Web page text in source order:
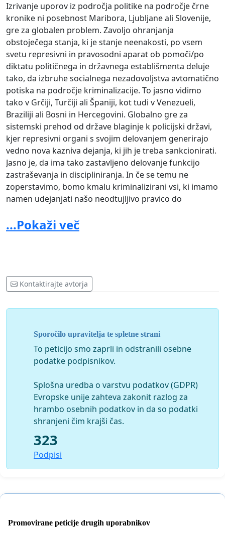
Izrivanje uporov iz področja politike na področje črne
kronike ni posebnost Maribora, Ljubljane ali Slovenije,
gre za globalen problem. Zavoljo ohranjanja
obstoječega stanja, ki je stanje neenakosti, po vsem
svetu represivni in pravosodni aparat ob pomoči/po
diktatu političnega in državnega establišmenta deluje
tako, da izbruhe socialnega nezadovoljstva avtomatično
potiska na področje kriminalizacije. To jasno vidimo
tako v Grčiji, Turčiji ali Španiji, kot tudi v Venezueli,
Braziliji ali Bosni in Hercegovini. Globalno gre za
sistemski prehod od države blaginje k policijski državi,
kjer represivni organi s svojim delovanjem generirajo
vedno nova kazniva dejanja, ki jih je treba sankcionirati.
Jasno je, da ima tako zastavljeno delovanje funkcijo
zastraševanja in discipliniranja. In če se temu ne
zoperstavimo, bomo kmalu kriminalizirani vsi, ki imamo
namen udejanjati našo neodtujljivo pravico do
kmalu bo kot kriminalna prepoznana vsaka politična
gesta, ki problematizira, preizprašuje ali se s telesom
Zato zahtevamo takojšnjo ustavitev oziroma
delovanja policije na vstajah, ter delovanja tožilstva
in sodstva v postopkih, ki so sledili.Zahtevamo
družbeno sankcioniranje represije in
situaciji, ko jim država ni ponudila ničesar razen
bede vsakdanjega življenja.
V Ljubljani, 10. 3. 2014
Mirovni inštitut, Slovenska filantropija, Zavod
Humanitas, Časopis za kritiko znanosti, Zofijini
...Pokaži več
Kontaktirajte avtorja
Sporočilo upravitelja te spletne strani
To peticijo smo zaprli in odstranili osebne
podatke podpisnikov.
Splošna uredba o varstvu podatkov (GDPR)
Evropske unije zahteva zakonit razlog za
hrambo osebnih podatkov in da so podatki
shranjeni čim krajši čas.
323
Podpisi
Promovirane peticije drugih uporabnikov